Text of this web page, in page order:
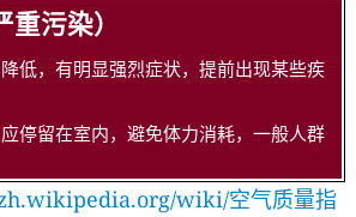
污染）
低，有明显强烈症状，提前出现某些疾
停留在室内，避免体力消耗，一般人群
wiki/空气质量指